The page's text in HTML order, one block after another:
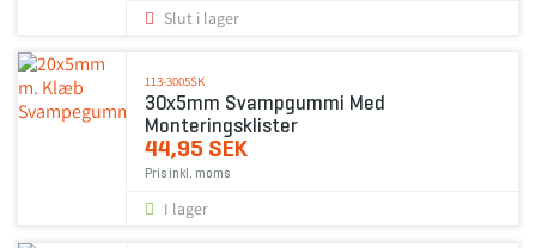
Slut i lager
113-3005SK
30x5mm Svampgummi Med
Monteringsklister
44,95 SEK
Pris inkl. moms
I lager